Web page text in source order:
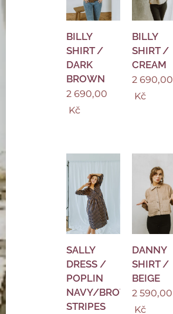
BILLY
SHIRT /
DARK
BROWN
2 690,00
Kč
BILLY
SHIRT /
CREAM
2 690,00
Kč
SALLY
DRESS /
POPLIN
NAVY/BROWN
STRIPES
DANNY
SHIRT /
BEIGE
2 590,00
Kč